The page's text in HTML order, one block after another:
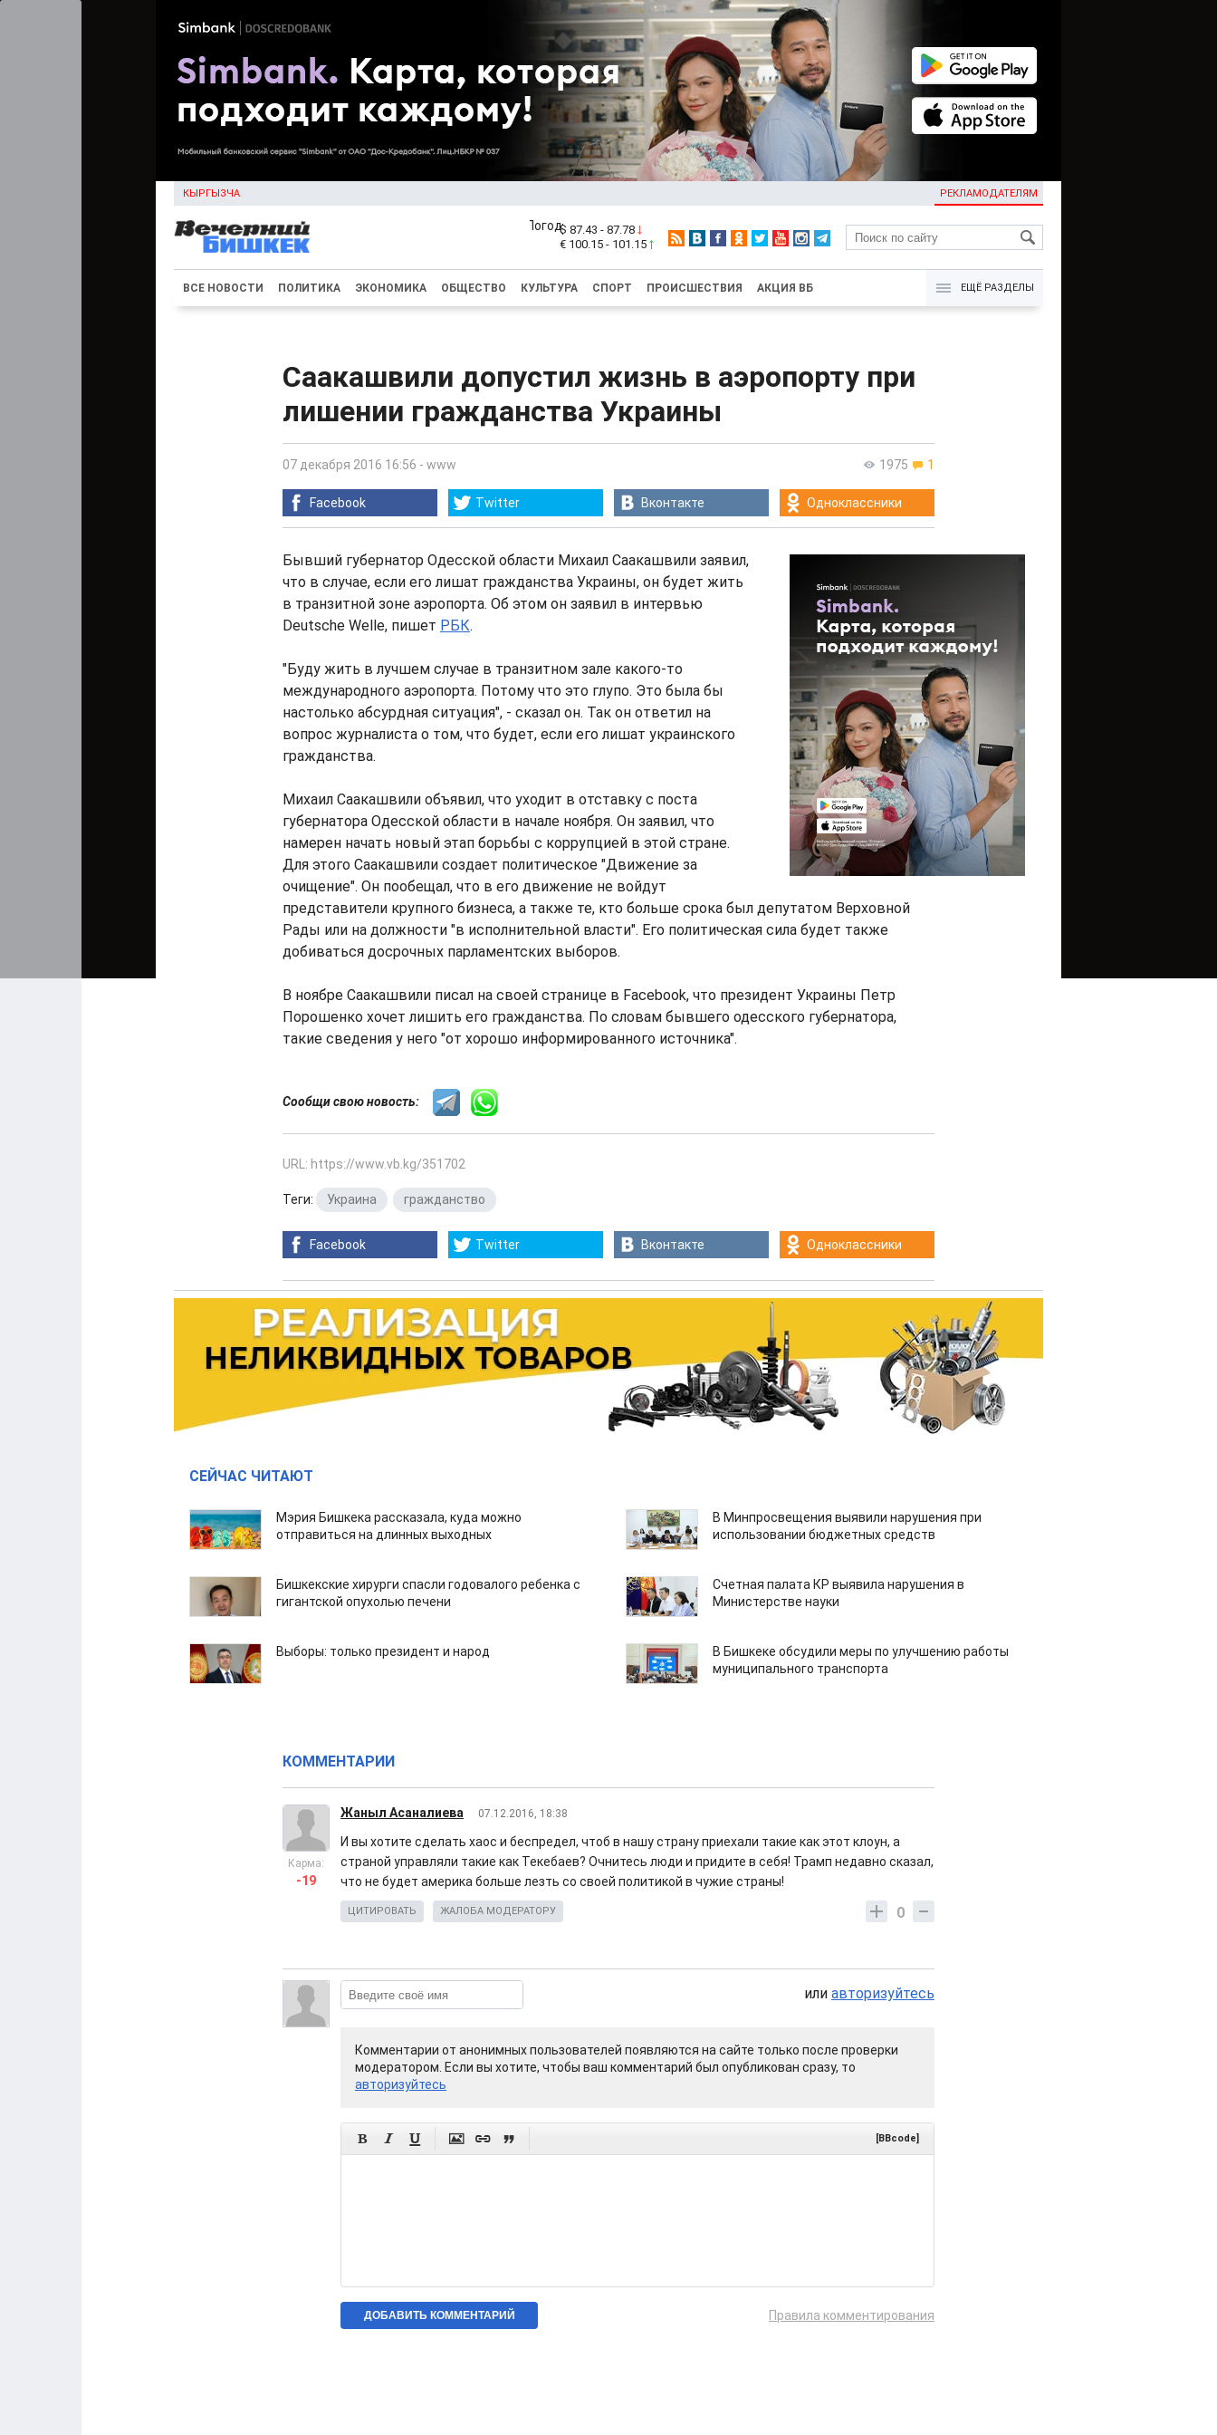
КЫРГЫЗЧА РЕКЛАМОДАТЕЛЯМ
KG
$ 87.43 - 87.78
€ 100.15 - 101.15
ВСЕ НОВОСТИ ПОЛИТИКА ЭКОНОМИКА ОБЩЕСТВО КУЛЬТУРА СПОРТ ПРОИСШЕСТВИЯ АКЦИЯ ВБ ЕЩЁ РАЗДЕЛЫ
Саакашвили допустил жизнь в аэропорту при
лишении гражданства Украины
1975 1
07 декабря 2016 16:56 - www
Facebook Twitter Вконтакте Одноклассники
Бывший губернатор Одесской области Михаил Саакашвили заявил,
что в случае, если его лишат гражданства Украины, он будет жить
в транзитной зоне аэропорта. Об этом он заявил в интервью
Deutsche Welle, пишет РБК.
"Буду жить в лучшем случае в транзитном зале какого-то
международного аэропорта. Потому что это глупо. Это была бы
настолько абсурдная ситуация", - сказал он. Так он ответил на
вопрос журналиста о том, что будет, если его лишат украинского
гражданства.
Михаил Саакашвили объявил, что уходит в отставку с поста
губернатора Одесской области в начале ноября. Он заявил, что
намерен начать новый этап борьбы с коррупцией в этой стране.
Для этого Саакашвили создает политическое "Движение за
очищение". Он пообещал, что в его движение не войдут
представители крупного бизнеса, а также те, кто больше срока был депутатом Верховной
Рады или на должности "в исполнительной власти". Его политическая сила будет также
добиваться досрочных парламентских выборов.
В ноябре Саакашвили писал на своей странице в Facebook, что президент Украины Петр
Порошенко хочет лишить его гражданства. По словам бывшего одесского губернатора,
такие сведения у него "от хорошо информированного источника".
Сообщи свою новость:
URL: https://www.vb.kg/351702
Теги: Украина гражданство
Facebook Twitter Вконтакте Одноклассники
СЕЙЧАС ЧИТАЮТ
Мэрия Бишкека рассказала, куда можно
отправиться на длинных выходных
В Минпросвещения выявили нарушения при
использовании бюджетных средств
Бишкекские хирурги спасли годовалого ребенка с
гигантской опухолью печени
Счетная палата КР выявила нарушения в
Министерстве науки
Выборы: только президент и народ
В Бишкеке обсудили меры по улучшению работы
муниципального транспорта
КОММЕНТАРИИ
Жаныл Асаналиева 07.12.2016, 18:38
Карма:
-19
И вы хотите сделать хаос и беспредел, чтоб в нашу страну приехали такие как этот клоун, а
страной управляли такие как Текебаев? Очнитесь люди и придите в себя! Трамп недавно сказал,
что не будет америка больше лезть со своей политикой в чужие страны!
0
ЦИТИРОВАТЬ ЖАЛОБА МОДЕРАТОРУ
или авторизуйтесь
Комментарии от анонимных пользователей появляются на сайте только после проверки
модератором. Если вы хотите, чтобы ваш комментарий был опубликован сразу, то
авторизуйтесь
      [BBcode]
Правила комментирования